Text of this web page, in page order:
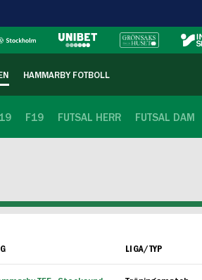
HAMMARBY FOTBOLL
F19 FUTSAL HERR FUTSAL DAM
LIGA/TYP